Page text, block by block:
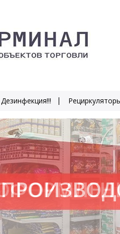
Дезинфекция!!!